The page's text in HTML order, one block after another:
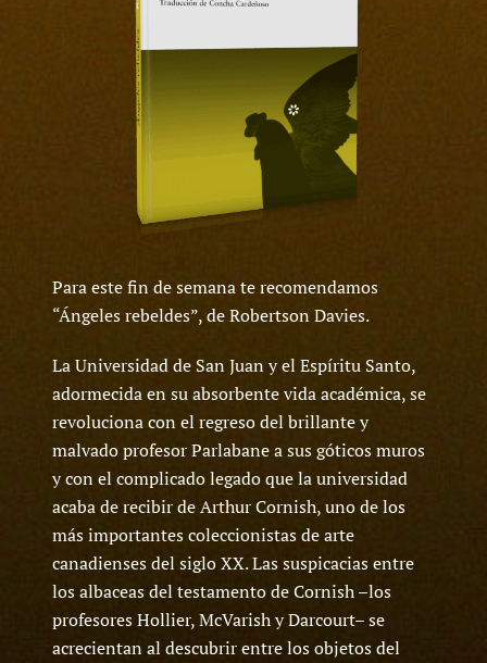
Para este fin de semana te recomendamos
“Ángeles rebeldes”, de Robertson Davies.
La Universidad de San Juan y el Espíritu Santo,
adormecida en su absorbente vida académica, se
revoluciona con el regreso del brillante y
malvado profesor Parlabane a sus góticos muros
y con el complicado legado que la universidad
acaba de recibir de Arthur Cornish, uno de los
más importantes coleccionistas de arte
canadienses del siglo XX. Las suspicacias entre
los albaceas del testamento de Cornish –los
profesores Hollier, McVarish y Darcourt– se
acrecientan al descubrir entre los objetos del